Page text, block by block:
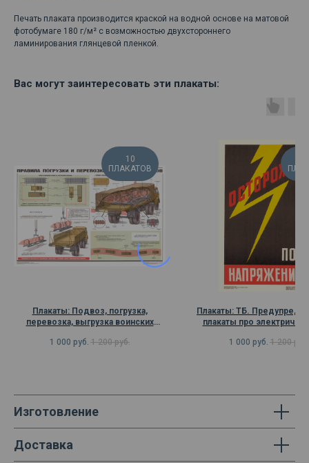
Печать плаката производится краской на водной основе на матовой
фотобумаге 180 г/м² с возможностью двухстороннего
ламинирования глянцевой пленкой.
Вас могут заинтересовать эти плакаты:
10
ПЛАКАТОВ
Плакаты: Подвоз, погрузка,
перевозка, выгрузка воинских
1 000 руб. 1 200 руб.
Плакаты: ТБ.
плакаты про
1 000 руб. 1 200 руб.
Изготовление
Доставка